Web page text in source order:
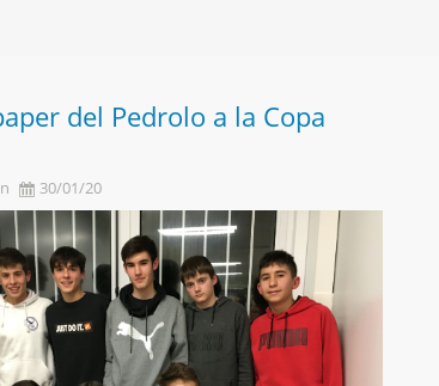
del Pedrolo a la Copa
30/01/20